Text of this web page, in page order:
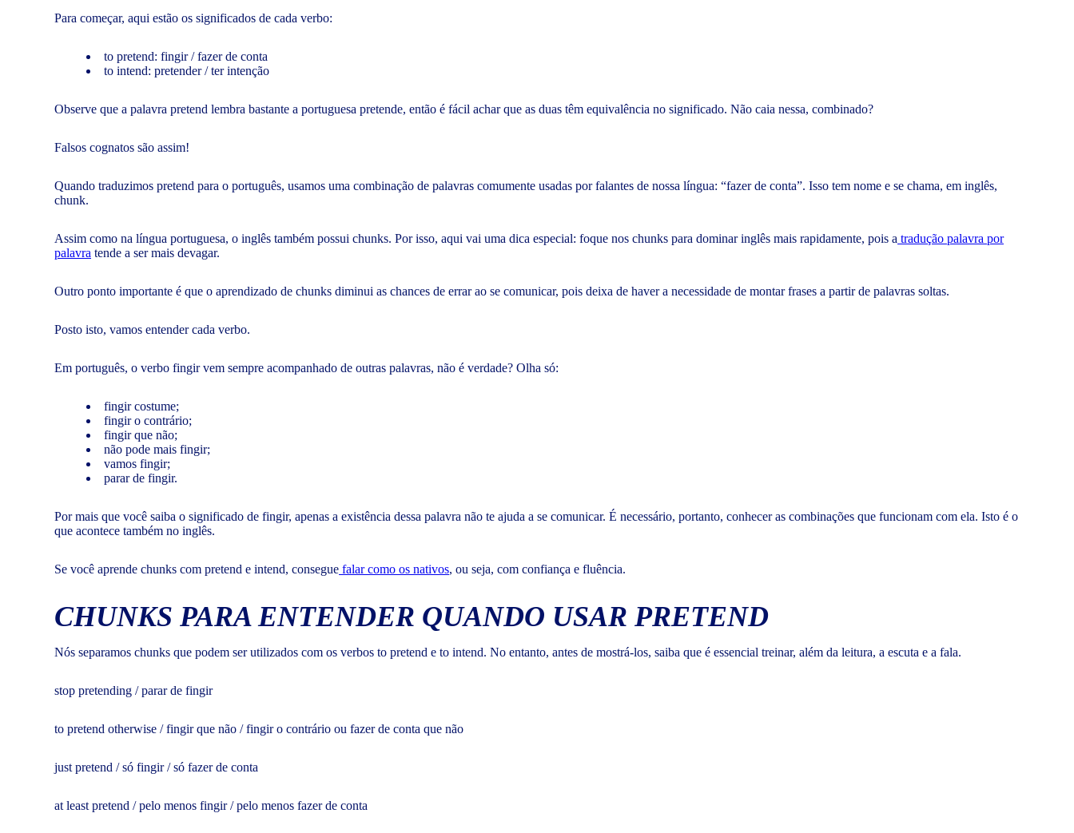
Para começar, aqui estão os significados de cada verbo:
to pretend: fingir / fazer de conta
to intend: pretender / ter intenção
Observe que a palavra pretend lembra bastante a portuguesa pretende, então é fácil achar que as duas têm equivalência no significado. Não caia nessa, combinado?
Falsos cognatos são assim!
Quando traduzimos pretend para o português, usamos uma combinação de palavras comumente usadas por falantes de nossa língua: “fazer de conta”. Isso tem nome e se chama, em inglês,
chunk.
Assim como na língua portuguesa, o inglês também possui chunks. Por isso, aqui vai uma dica especial: foque nos chunks para dominar inglês mais rapidamente, pois a tradução palavra por
palavra tende a ser mais devagar.
Outro ponto importante é que o aprendizado de chunks diminui as chances de errar ao se comunicar, pois deixa de haver a necessidade de montar frases a partir de palavras soltas.
Posto isto, vamos entender cada verbo.
Em português, o verbo fingir vem sempre acompanhado de outras palavras, não é verdade? Olha só:
fingir costume;
fingir o contrário;
fingir que não;
não pode mais fingir;
vamos fingir;
parar de fingir.
Por mais que você saiba o significado de fingir, apenas a existência dessa palavra não te ajuda a se comunicar. É necessário, portanto, conhecer as combinações que funcionam com ela. Isto é o
que acontece também no inglês.
Se você aprende chunks com pretend e intend, consegue falar como os nativos, ou seja, com confiança e fluência.
CHUNKS PARA ENTENDER QUANDO USAR PRETEND
Nós separamos chunks que podem ser utilizados com os verbos to pretend e to intend. No entanto, antes de mostrá-los, saiba que é essencial treinar, além da leitura, a escuta e a fala.
stop pretending / parar de fingir
to pretend otherwise / fingir que não / fingir o contrário ou fazer de conta que não
just pretend / só fingir / só fazer de conta
at least pretend / pelo menos fingir / pelo menos fazer de conta